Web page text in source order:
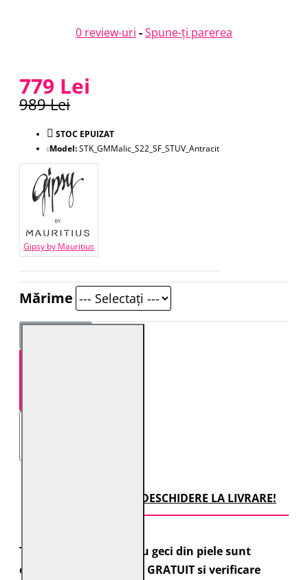
0 review-uri -Spune-ţi parerea
779 Lei
989 Lei
STOC EPUIZAT
Model:STK_GMMalic_S22_SF_STUV_Antracit
Gipsy by Mauritius
Mărime
TRANSPORT CU DESCHIDERE LA LIVRARE!
Toate comenzile pentru geci din piele sunt
expediate cu transport GRATUIT si verificare